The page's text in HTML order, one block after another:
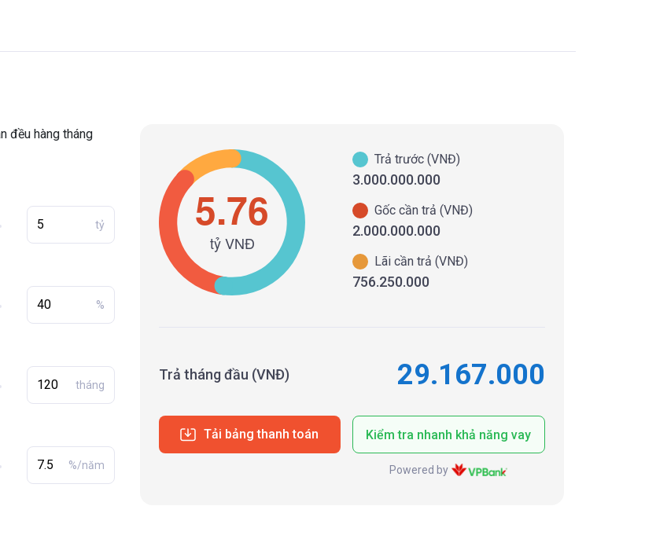
đều hàng tháng
tỷ
%
tháng
%/năm
Trả trước (VNĐ)
3.000.000.000
Gốc cần trả (VNĐ)
2.000.000.000
Lãi cần trả (VNĐ)
756.250.000
Trả tháng đầu (VNĐ) 29.167.000
Tải bảng thanh toán Kiểm tra nhanh khả năng vay
Powered by